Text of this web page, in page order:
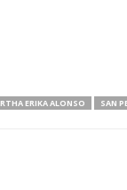
ERIKA ALONSO SAN